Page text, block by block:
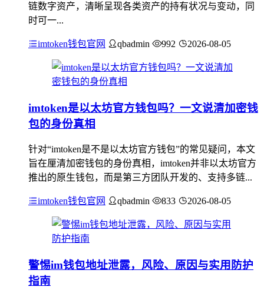
链数字资产，清晰呈现各类资产的持有状况与变动，同
时可一...
imtoken钱包官网 qbadmin 992 2026-08-05
imtoken是以太坊官方钱包吗？一文说清加密钱
包的身份真相
针对“imtoken是不是以太坊官方钱包”的常见疑问，本文
旨在厘清加密钱包的身份真相，imtoken并非以太坊官方
推出的原生钱包，而是第三方团队开发的、支持多链...
imtoken钱包官网 qbadmin 833 2026-08-05
警惕im钱包地址泄露，风险、原因与实用防护
指南